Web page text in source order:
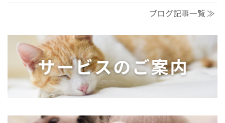
ブログ記事一覧 ≫